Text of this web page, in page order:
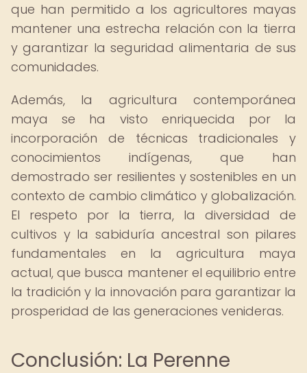
que han permitido a los agricultores mayas
mantener una estrecha relación con la tierra
y garantizar la seguridad alimentaria de sus
comunidades.
Además, la agricultura contemporánea
maya se ha visto enriquecida por la
incorporación de técnicas tradicionales y
conocimientos indígenas, que han
demostrado ser resilientes y sostenibles en un
contexto de cambio climático y globalización.
El respeto por la tierra, la diversidad de
cultivos y la sabiduría ancestral son pilares
fundamentales en la agricultura maya
actual, que busca mantener el equilibrio entre
la tradición y la innovación para garantizar la
prosperidad de las generaciones venideras.
Conclusión: La Perenne